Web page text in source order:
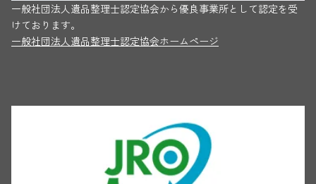
一般社団法人遺品整理士認定協会から優良事業所として認定を受
けております。
一般社団法人遺品整理士認定協会ホームページ